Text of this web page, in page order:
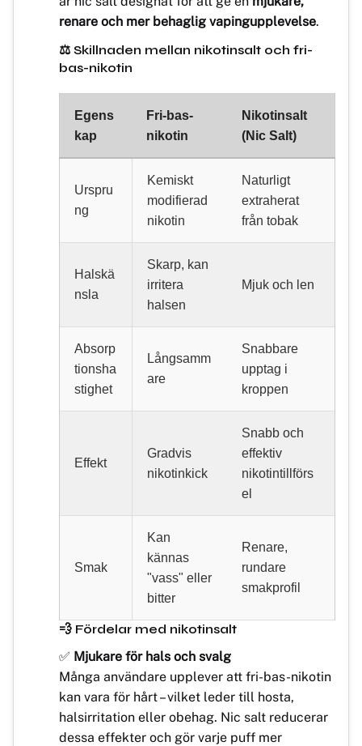
renare och mer behaglig vapingupplevelse.
⚖️ Skillnaden mellan nikotinsalt och fri-
bas-nikotin
Egens
kap
Fri-bas-
nikotin
Nikotinsalt
(Nic Salt)
Urspru
ng
Kemiskt
modifierad
nikotin
Naturligt
extraherat
från tobak
Halskä
nsla
Skarp, kan
irritera
halsen
Mjuk och len
Absorp
tionsha
stighet
Långsamm
are
Snabbare
upptag i
kroppen
Effekt
Gradvis
nikotinkick
Snabb och
effektiv
nikotintillförs
el
Smak
Kan
kännas
"vass" eller
bitter
Renare,
rundare
smakprofil
💨 Fördelar med nikotinsalt
✅ Mjukare för hals och svalg
Många användare upplever att fri-bas-nikotin
kan vara för hårt – vilket leder till hosta,
halsirritation eller obehag. Nic salt reducerar
dessa effekter och gör varje puff mer